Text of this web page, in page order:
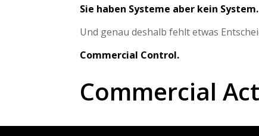
Sie haben Systeme aber kein System.
Und genau deshalb fehlt etwas
Commercial Control.
Commercial